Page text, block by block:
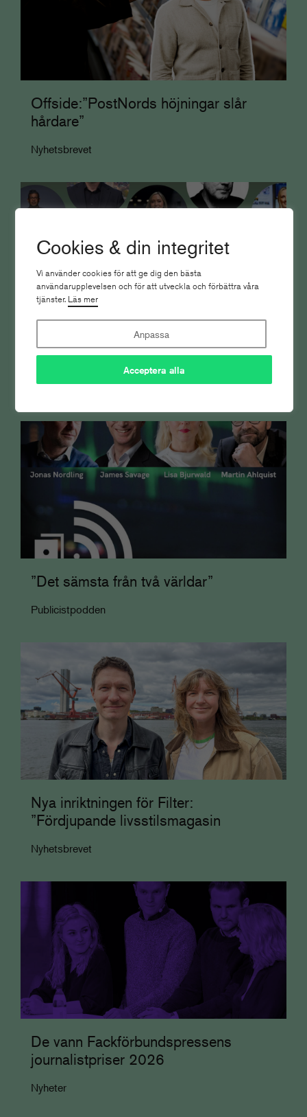
Cookies & din integritet
Vi använder cookies för att ge dig den bästa
användarupplevelsen och för att utveckla och förbättra våra
tjänster. Läs mer
Anpassa
Acceptera alla
Offside:”PostNords höjningar slår
hårdare”
Nyhetsbrevet
De utser vinnarna av Tidskriftspriset
2026
Tidskriftspriset
”Det sämsta från två världar”
Publicistpodden
Nya inriktningen för Filter:
”Fördjupande livsstilsmagasin
Nyhetsbrevet
De vann Fackförbundspressens
journalistpriser 2026
Nyheter